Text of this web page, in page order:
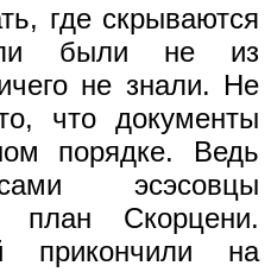
где скрываются
были не из
не знали. Не
что документы
порядке. Ведь
эсэсовцы
Скорцени.
прикончили на